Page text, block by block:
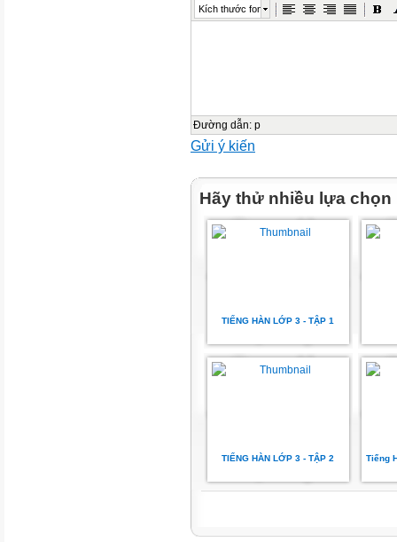
취미 | 사진 찍어 SNS에 올리
.
관심
대한
에
캐릭터 소개
/8
Kích thước font
Đường dẫn: p
Gửi ý kiến
Hãy thử nhiều lựa chọn
TIẾNG HÀN LỚP 3 - TẬP 1
TIẾNG HÀN LỚP 3 - TẬP 2 Tiếng